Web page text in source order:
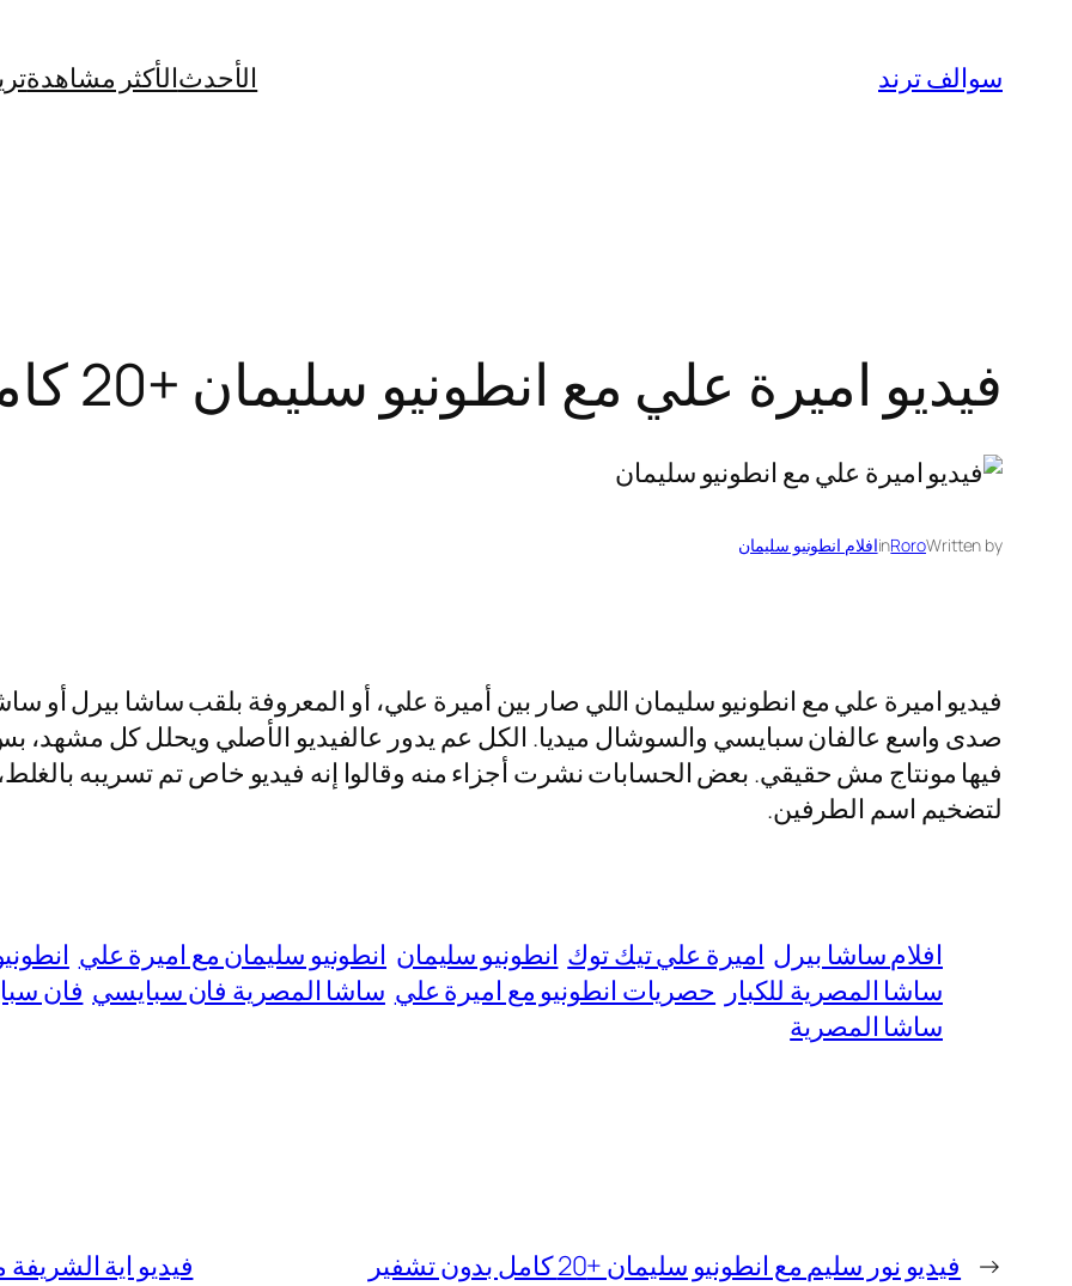
المحتوى
سوالف ترند الأحدثالأكثر مشاهدة
فيديو اميرة علي مع انطونيو سليمان +20 كامل بدون حذف
Written by
Roro
inافلام انطونيو سليمان
فيديو اميرة علي مع انطونيو سليمان اللي صار بين أميرة علي، أو المعروفة بلقب ساشا بيرل أو
صدى واسع عالفان سبايسي والسوشال ميديا. الكل عم يدور عالفيديو الأصلي ويحلل كل مشهد، بس
فيها مونتاج مش حقيقي. بعض الحسابات نشرت أجزاء منه وقالوا إنه فيديو خاص تم تسريبه
لتضخيم اسم الطرفين.
افلام ساشا بيرل اميرة علي تيك توك انطونيو سليمان انطونيو سليمان مع اميرة علي
ساشا المصرية للكبار حصريات انطونيو مع اميرة علي ساشا المصرية فان سبايسي فان
ساشا المصرية
← فيديو نور سليم مع انطونيو سليمان +20 كامل بدون تشفير فيديو اية الشريفة مع